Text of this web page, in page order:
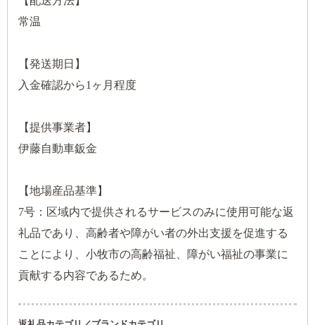
常温
【発送期日】
入金確認から1ヶ月程度
【提供事業者】
伊藤自動車鈑金
【地場産品基準】
7号：区域内で提供されるサービスのみに使用可能な返
礼品であり、高齢者や障がい者の外出支援を促進する
ことにより、小牧市の高齢福祉、障がい福祉の事業に
貢献する内容であるため。